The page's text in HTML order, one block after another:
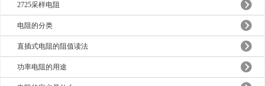
2725采样电阻
电阻的分类
直插式电阻的阻值读法
功率电阻的用途